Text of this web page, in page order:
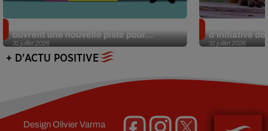
31 juillet 2026
ouvrent une nouvelle piste pour...
31 juillet 2026
d’initiative
+ D'ACTU POSITIVE
DesignOlivier Varma